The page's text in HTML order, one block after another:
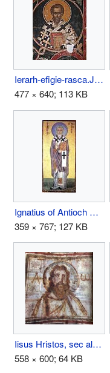
Ierarh-efigie-rasca.JPG
477 × 640; 113 KB
Ignatius of Antioch Greece.jpg
359 × 767; 127 KB
Iisus Hristos, sec al IV-lea.jpg
558 × 600; 64 KB